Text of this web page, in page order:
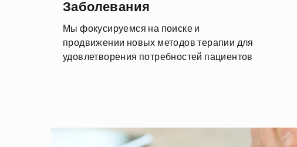
Заболевания
Мы фокусируемся на поиске и
продвижении новых методов терапии для
удовлетворения потребностей пациентов